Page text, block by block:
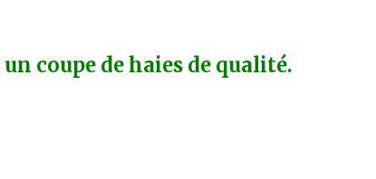
coupe de haies de qualité.